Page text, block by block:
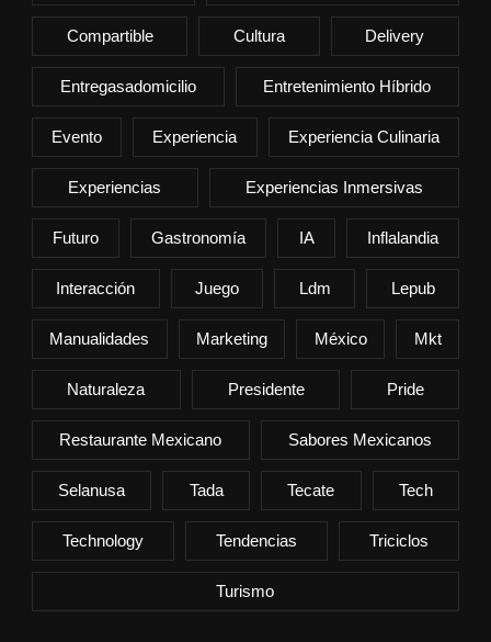
Compartible Cultura Delivery
Entregasadomicilio Entretenimiento Híbrido
Evento Experiencia Experiencia Culinaria
Experiencias Experiencias Inmersivas
Futuro Gastronomía IA Inflalandia
Interacción Juego Ldm Lepub
Manualidades Marketing México Mkt
Naturaleza Presidente Pride
Restaurante Mexicano Sabores Mexicanos
Selanusa Tada Tecate Tech
Technology Tendencias Triciclos
Turismo